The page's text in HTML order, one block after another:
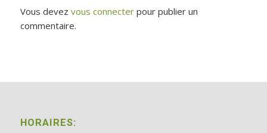
Vous devez vous connecterpour publier un
commentaire.
HORAIRES: